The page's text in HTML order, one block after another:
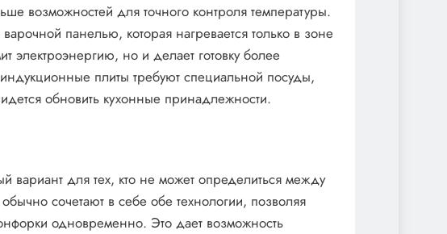
возможностей для точного контроля температуры.
панелью, которая нагревается только в зоне
электроэнергию, но и делает готовку более
плиты требуют специальной посуды,
обновить кухонные принадлежности.
для тех, кто не может определиться между
обычно сочетают в себе обе технологии, позволяя
одновременно. Это дает возможность